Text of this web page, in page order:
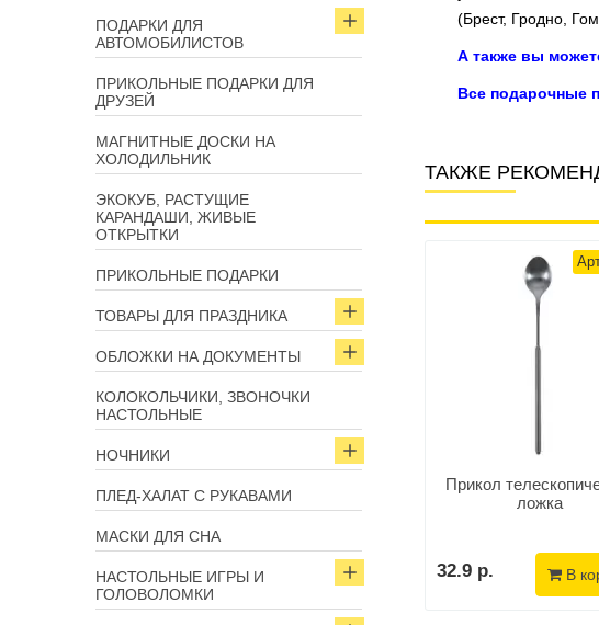
ПОДАРКИ ДЛЯ
АВТОМОБИЛИСТОВ
ПРИКОЛЬНЫЕ ПОДАРКИ ДЛЯ
ДРУЗЕЙ
МАГНИТНЫЕ ДОСКИ НА
ХОЛОДИЛЬНИК
ЭКОКУБ, РАСТУЩИЕ
КАРАНДАШИ, ЖИВЫЕ
ОТКРЫТКИ
ПРИКОЛЬНЫЕ ПОДАРКИ
ТОВАРЫ ДЛЯ ПРАЗДНИКА
ОБЛОЖКИ НА ДОКУМЕНТЫ
КОЛОКОЛЬЧИКИ, ЗВОНОЧКИ
НАСТОЛЬНЫЕ
НОЧНИКИ
ПЛЕД-ХАЛАТ С РУКАВАМИ
МАСКИ ДЛЯ СНА
НАСТОЛЬНЫЕ ИГРЫ И
ГОЛОВОЛОМКИ
(Брест, Гродно,
А также вы
Все подарочные
ТАКЖЕ
с гравировкой
В корзину
«Анатолий» с гравировкой
15.7 р.
- -1%
В корзину
Прикол
ложка
32.9 р. В